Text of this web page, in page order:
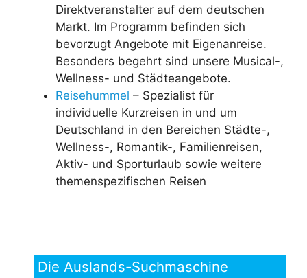
Direktveranstalter auf dem deutschen
Markt. Im Programm befinden sich
bevorzugt Angebote mit Eigenanreise.
Besonders begehrt sind unsere Musical-,
Wellness- und Städteangebote.
Reisehummel – Spezialist für
individuelle Kurzreisen in und um
Deutschland in den Bereichen Städte-,
Wellness-, Romantik-, Familienreisen,
Aktiv- und Sporturlaub sowie weitere
themenspezifischen Reisen
Die Auslands-Suchmaschine